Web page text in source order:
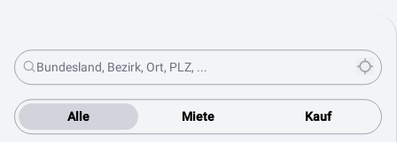
Alle Miete Kauf